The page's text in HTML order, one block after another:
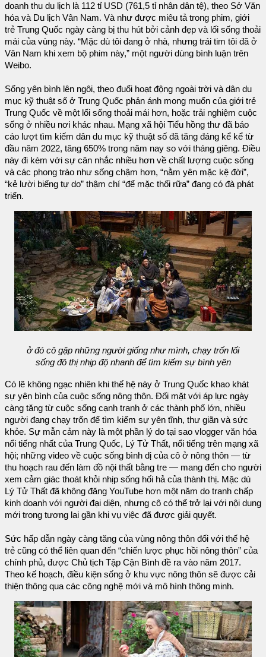
doanh thu du lịch là 112 tỉ USD (761,5 tỉ nhân dân tệ), theo Sở Văn
hóa và Du lịch Vân Nam. Và như được miêu tả trong phim, giới
trẻ Trung Quốc ngày càng bị thu hút bởi cảnh đẹp và lối sống thoải
mái của vùng này. “Mặc dù tôi đang ở nhà, nhưng trái tim tôi đã ở
Vân Nam khi xem bộ phim này,” một người dùng bình luận trên
Weibo.
Sống yên bình lên ngôi, theo đuổi hoạt động ngoài trời và dân du
mục kỹ thuật số ở Trung Quốc phản ánh mong muốn của giới trẻ
Trung Quốc về một lối sống thoải mái hơn, hoặc trải nghiệm cuộc
sống ở nhiều nơi khác nhau. Mạng xã hội Tiểu hồng thư đã báo
cáo lượt tìm kiếm dân du mục kỹ thuật số đã tăng đáng kể kể từ
đầu năm 2022, tăng 650% trong năm nay so với tháng giêng. Điều
này đi kèm với sự cân nhắc nhiều hơn về chất lượng cuộc sống
và các phong trào như sống chậm hơn, “nằm yên mặc kệ đời”,
“kẻ lười biếng tự do” thậm chí “để mặc thối rữa” đang có đà phát
triển.
ở đó cô gặp những người giống như mình, chạy trốn lối
sống đô thị nhịp độ nhanh để tìm kiếm sự bình yên
Có lẽ không ngạc nhiên khi thế hệ này ở Trung Quốc khao khát
sự yên bình của cuộc sống nông thôn. Đối mặt với áp lực ngày
càng tăng từ cuộc sống cạnh tranh ở các thành phố lớn, nhiều
người đang chạy trốn để tìm kiếm sự yên tĩnh, thư giãn và sức
khỏe. Sự mẫn cảm này là một phần lý do tại sao vlogger văn hóa
nổi tiếng nhất của Trung Quốc, Lý Tử Thất, nổi tiếng trên mạng xã
hội; những video về cuộc sống bình dị của cô ở nông thôn — từ
thu hoạch rau đến làm đồ nội thất bằng tre — mang đến cho người
xem cảm giác thoát khỏi nhịp sống hối hả của thành thị. Mặc dù
Lý Tử Thất đã không đăng YouTube hơn một năm do tranh chấp
kinh doanh với người đại diện, nhưng cô có thể trở lại với nội dung
mới trong tương lai gần khi vụ việc đã được giải quyết.
Sức hấp dẫn ngày càng tăng của vùng nông thôn đối với thế hệ
trẻ cũng có thể liên quan đến “chiến lược phục hồi nông thôn” của
chính phủ, được Chủ tịch Tập Cận Bình đề ra vào năm 2017.
Theo kế hoạch, điều kiện sống ở khu vực nông thôn sẽ được cải
thiện thông qua các công nghệ mới và mô hình thông minh.